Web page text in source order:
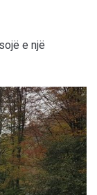
e një